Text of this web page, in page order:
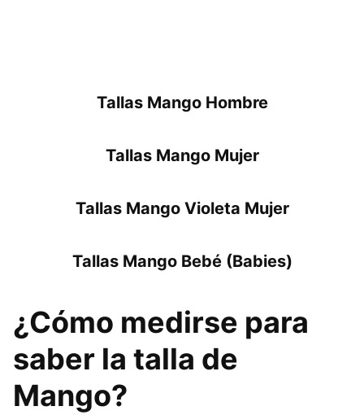
Tallas Mango Hombre
Tallas Mango Mujer
Tallas Mango Violeta Mujer
Tallas Mango Bebé (Babies)
¿Cómo medirse para
saber la talla de
Mango?